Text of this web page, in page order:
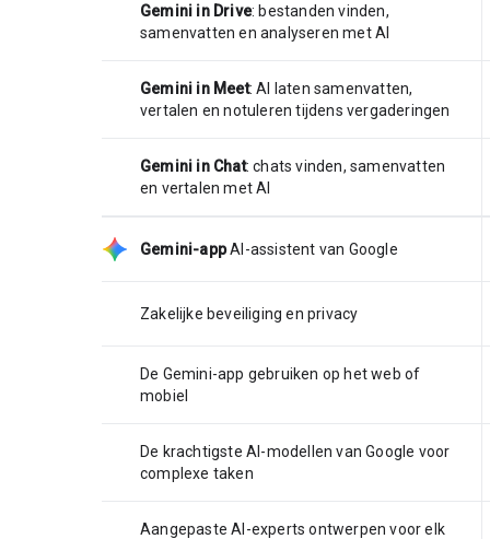
Gemini in Drive: bestanden vinden,
samenvatten en analyseren met AI
Gemini in Meet: AI laten samenvatten,
vertalen en notuleren tijdens vergaderingen
Gemini in Chat: chats vinden, samenvatten
en vertalen met AI
Gemini-app AI-assistent van Google
Zakelijke beveiliging en privacy
De Gemini-app gebruiken op het web of
mobiel
De krachtigste AI-modellen van Google voor
complexe taken
Aangepaste AI-experts ontwerpen voor elk